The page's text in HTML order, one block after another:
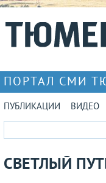
ПОРТАЛ СМИ
ПУБЛИКАЦИИ ВИДЕО
СВЕТЛЫЙ